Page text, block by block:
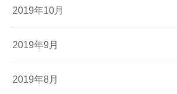
2019年10月
2019年9月
2019年8月